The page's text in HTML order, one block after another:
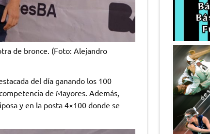
de bronce. (Foto: Alejandro
del día ganando los 100
de Mayores. Además,
y en la posta 4×100 donde se